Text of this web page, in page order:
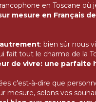
en Toscane où
mesure en Français
: bien sûr nous
fait tout le charme de la
de vivre: une parfaite
c'est-à-dire que
mesure, selons vos